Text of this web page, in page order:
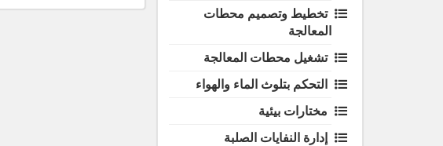
تخطيط وتصميم محطات
المعالجة
تشغيل محطات المعالجة
التحكم بتلوث الماء والهواء
مختارات بيئية
إدارة النفايات الصلبة